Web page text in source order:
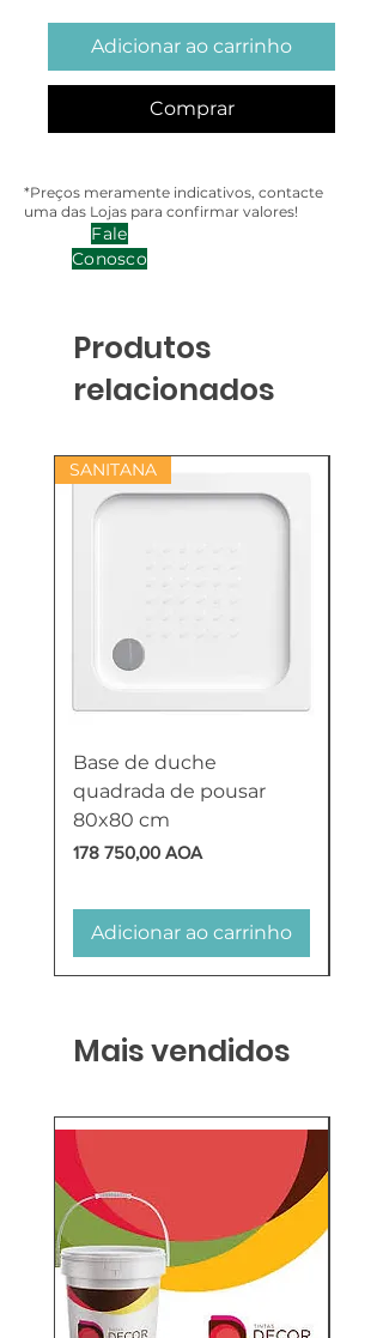
Adicionar ao carrinho
Comprar
*Preços meramente indicativos, contacte
uma das Lojas para confirmar valores!
Fale
Conosco
Produtos
relacionados
SANITANA
Base de duche
quadrada de pousar
80x80 cm
Preço
178 750,00 AOA
Adicionar ao carrinho
Mais vendidos